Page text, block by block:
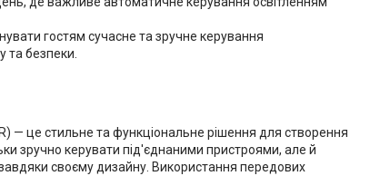
гостям сучасне та зручне керування
та безпеки.
— це стильне та функціональне рішення для створення
зручно керувати під'єднаними пристроями, але й
завдяки своєму дизайну. Використання передових